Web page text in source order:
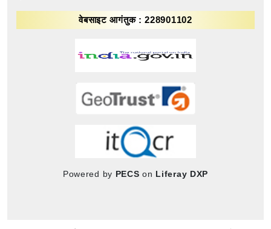
वेबसाइट आगंतुक : 228901102
Powered by PECS on Liferay DXP